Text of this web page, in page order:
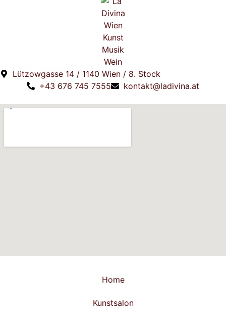
Lützowgasse 14 / 1140 Wien / 8. Stock
+43 676 745 7555
kontakt@ladivina.at
Home
Kunstsalon